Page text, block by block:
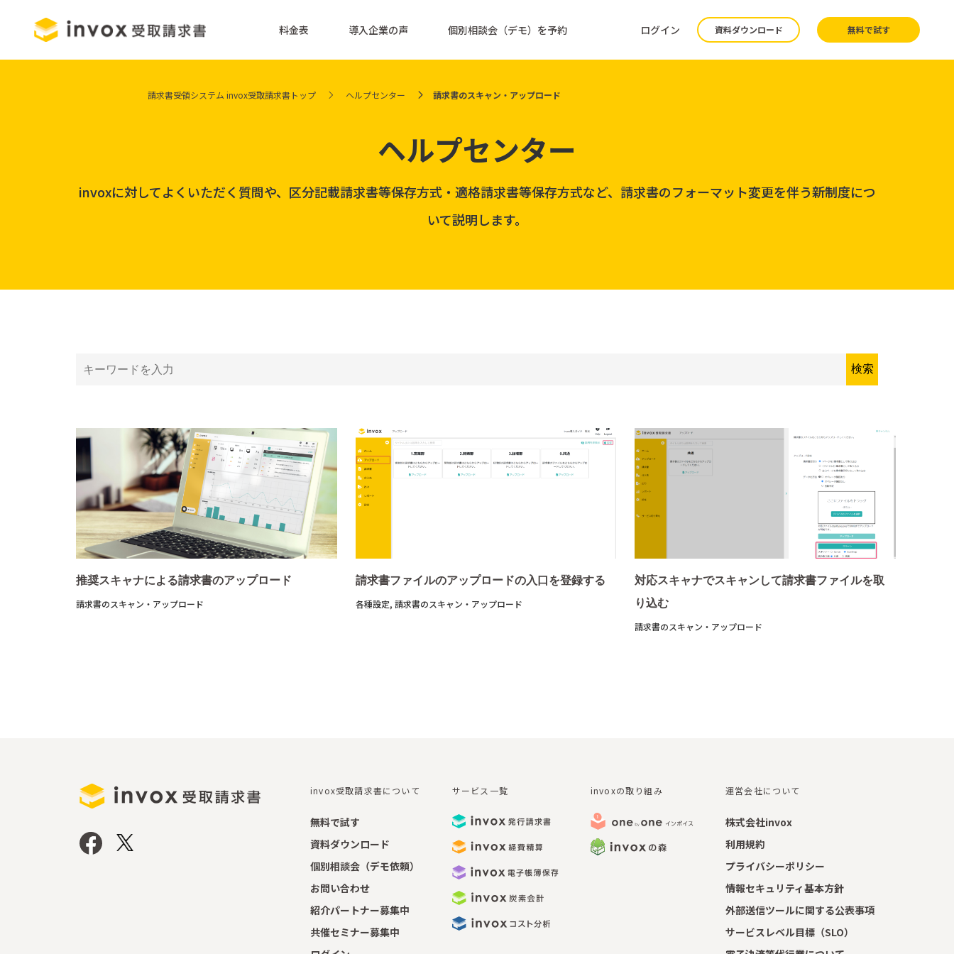
料金表 導入企業の声 個別相談会（デモ）を予約 ログイン 資料ダウンロード 無料で試す
ヘルプセンター
invoxに対してよくいただく質問や、区分記載請求書等保存方式・適格請求書等保存方式など、請求書のフォーマット変更を伴う新制度につ
いて説明します。
請求書受領システム invox受取請求書トップ ヘルプセンター 請求書のスキャン・アップロード
推奨スキャナによる請求書のアップロード
請求書のスキャン・アップロード
請求書ファイルのアップロードの入口を登録する
各種設定, 請求書のスキャン・アップロード
対応スキャナでスキャンして請求書ファイルを取
り込む
請求書のスキャン・アップロード
invox受取請求書について
無料で試す
資料ダウンロード
個別相談会（デモ依頼）
お問い合わせ
紹介パートナー募集中
共催セミナー募集中
サービス一覧 invoxの取り組み 運営会社について
株式会社invox
利用規約
プライバシーポリシー
情報セキュリティ基本方針
外部送信ツールに関する公表事項
サービスレベル目標（SLO）